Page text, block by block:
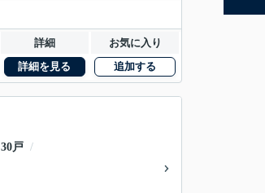
詳細
お気に入り
詳細を見る 追加する
30戸